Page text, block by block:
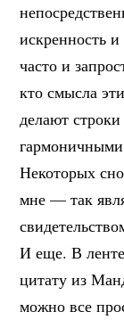
искренность
часто и
кто смысла
делают
Некоторых
мне — так
И еще. В
цитату из
можно все